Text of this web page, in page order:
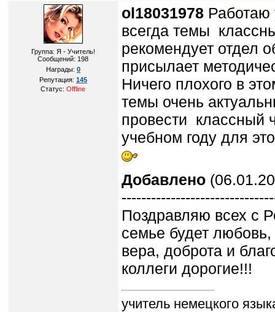
Группа: Я - Учитель!
Сообщений: 198
Награды: 0
Репутация: 145
Статус:Offline
ol18031978 Работаю
всегда темы
рекомендует отдел
присылает
Ничего плохого в
темы очень
провести классный
учебном году для
Добавлено
Поздравляю всех с
семье будет
вера, доброта и
коллеги дорогие!!!
учитель немецкого